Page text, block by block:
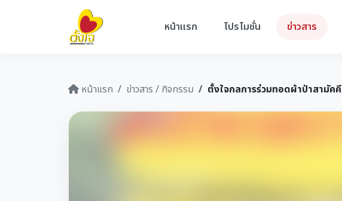
หน้าแรก โปรโมชั่น ข่าวสาร
หน้าแรก ข่าวสาร / กิจกรรม ตั้งใจกลการร่วมทอดผ้าป่าสามัคคี